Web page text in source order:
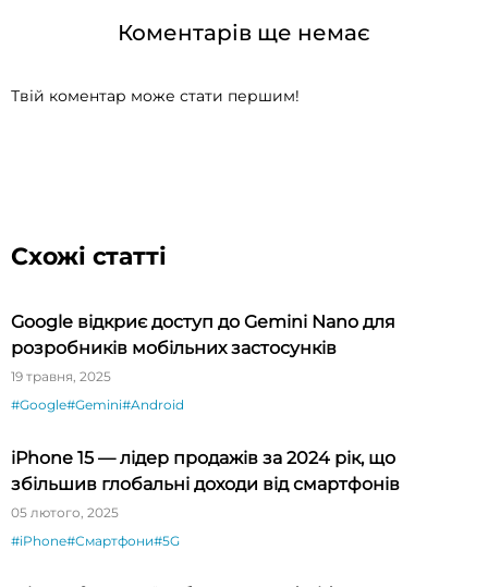
Коментарів ще немає
Твій коментар може стати першим!
Схожі статті
Google відкриє доступ до Gemini Nano для
розробників мобільних застосунків
19 травня, 2025
#Google#Gemini#Android
iPhone 15 — лідер продажів за 2024 рік, що
збільшив глобальні доходи від смартфонів
05 лютого, 2025
#iPhone#Смартфони#5G